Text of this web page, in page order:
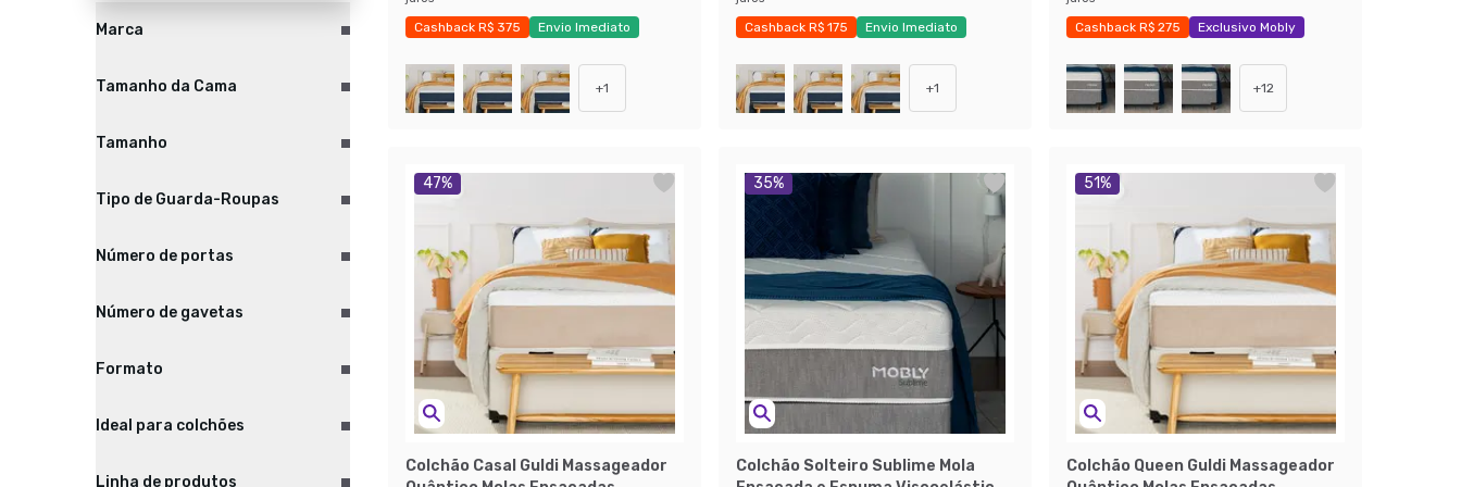
Marca
Tamanho da Cama
Tamanho
Tipo de Guarda-Roupas
Número de portas
Número de gavetas
Formato
Ideal para colchões
Linha de produtos
Cashback R$ 375
Envio Imediato
+1
Cashback R$ 175
Envio Imediato
+1
Cashback R$ 275
Exclusivo Mobly
+12
47%
Colchão Casal Guldi Massageador
35%
Colchão Solteiro Sublime Mola
51%
Colchão Queen Guldi Massageador